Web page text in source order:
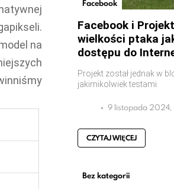
na
Facebook
Facebook i
wielkości ptaka
dostępu do
Projekt został jednak w
jakimikolwiek testami
9 listopada 2024,
CZYTAJ WIĘCEJ
Bez kategorii